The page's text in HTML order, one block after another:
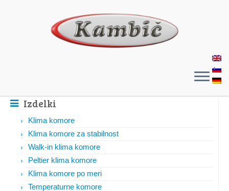
Izdelki
Klima komore
Klima komore za stabilnost
Walk-in klima komore
Peltier klima komore
Klima komore po meri
Temperaturne komore